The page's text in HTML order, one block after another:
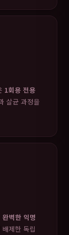
1회용 전용
살균 과정을
완벽한 익명
제한 독립